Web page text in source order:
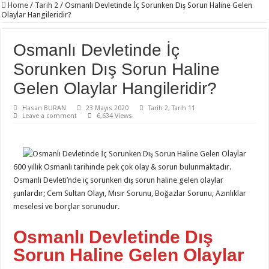
Home / Tarih 2 / Osmanlı Devletinde İç Sorunken Dış Sorun Haline Gelen
Olaylar Hangileridir?
Osmanlı Devletinde İç
Sorunken Dış Sorun Haline
Gelen Olaylar Hangileridir?
Hasan BURAN 23 Mayıs 2020 Tarih 2,Tarih 11
Leave a comment
6,634 Views
600 yıllık Osmanlı tarihinde pek çok olay & sorun bulunmaktadır.
Osmanlı Devleti’nde iç sorunken dış sorun haline gelen olaylar
şunlardır; Cem Sultan Olayı, Mısır Sorunu, Boğazlar Sorunu, Azınlıklar
meselesi ve borçlar sorunudur.
Osmanlı Devletinde Dış
Sorun Haline Gelen Olaylar